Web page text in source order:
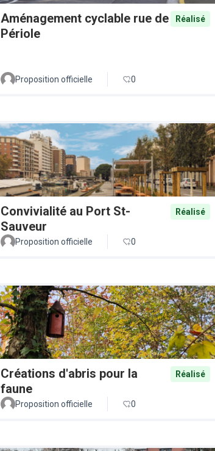
Aménagement cyclable rue de
Périole
Réalisé
Proposition officielle 0
Convivialité au Port St-
Sauveur
Réalisé
Proposition officielle 0
Créations d'abris pour la
faune
Réalisé
Proposition officielle 0